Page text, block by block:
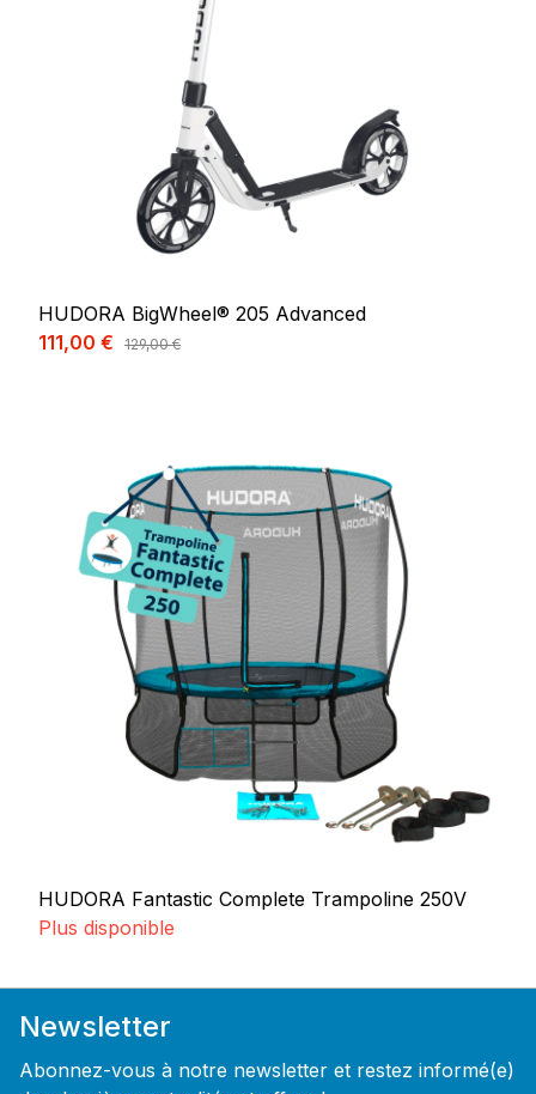
HUDORA BigWheel® 205 Advanced
Prix de vente :
111,00 € Prix régulier :
129,00 €
HUDORA Fantastic Complete Trampoline 250V
Plus disponible
Newsletter
Abonnez-vous à notre newsletter et restez informé(e)